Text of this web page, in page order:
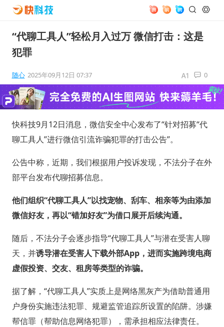
“代聊工具人”轻松月入过万 微信打击：这是
犯罪
随心 2025年09月12日 07:37 0
快科技9月12日消息，微信安全中心发布了“针对招募“代
聊工具人”进行微信引流诈骗犯罪的打击公告”。
公告中称，近期，我们根据用户投诉发现，不法分子在外
部平台发布代聊招募信息。
他们组织“代聊工具人”以找宠物、刮车、相亲等为由添加
微信好友，再以“错加好友”为借口展开后续沟通。
随后，不法分子会逐步指导“代聊工具人”与潜在受害人聊
天，并诱导潜在受害人下载外部App，进而实施跨境电商
虚假投资、交友、租房等类型的诈骗。
据了解，“代聊工具人”实质上是网络黑灰产为借助普通用
户身份实施违法犯罪、规避监管追踪所设置的陷阱。涉嫌
帮信罪（帮助信息网络犯罪），需承担相应法律责任。